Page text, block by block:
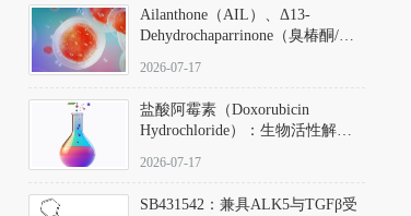
Ailanthone（AIL）、Δ13-
Dehydrochaparrinone（臭椿酮/臭
DKM货号 D806885
2026-07-17
盐酸阿霉素（Doxorubicin
Hydrochloride）：生物活性解
范
2026-07-17
SB431542：兼具ALK5与TGFβ受